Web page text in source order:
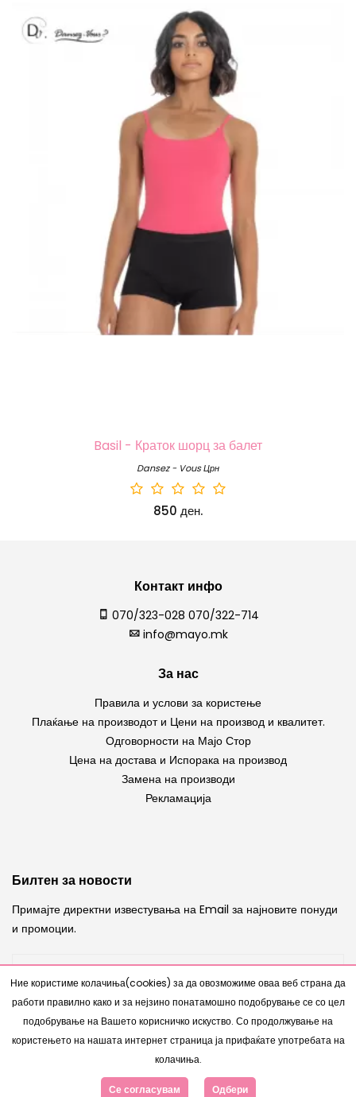
Ние користиме колачиња(cookies) за да овозможиме оваа веб страна да
работи правилно како и за нејзино понатамошно подобрување се со цел
подобрување на Вашето корисничко искуство. Со продолжување на
користењето на нашата интернет страница ја прифаќате употребата на
колачиња.
Се согласувам Одбери
Basil - Краток шорц за балет
Dansez - Vous Црн
850 ден.
Контакт инфо
070/323-028 070/322-714
info@mayo.mk
За нас
Правила и услови за користење
Плаќање на производот и Цени на производ и квалитет.
Одговорности на Мајо Стор
Цена на достава и Испорака на производ
Замена на производи
Рекламација
Билтен за новости
Примајте директни известувања на Email за најновите понуди
и промоции.
Copyright © 2007 - 2026 | Интернет Продавница